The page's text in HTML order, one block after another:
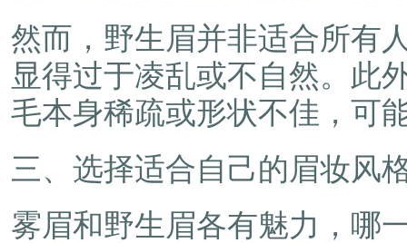
然而，野生眉并非适合所有
显得过于凌乱或不自然。此
毛本身稀疏或形状不佳，可
三、选择适合自己的眉妆风
雾眉和野生眉各有魅力，哪